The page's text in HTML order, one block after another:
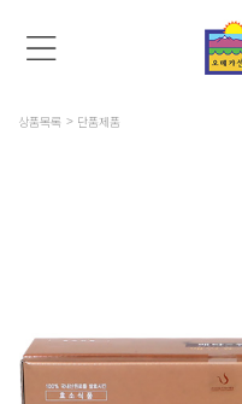
상품목록 단품제품